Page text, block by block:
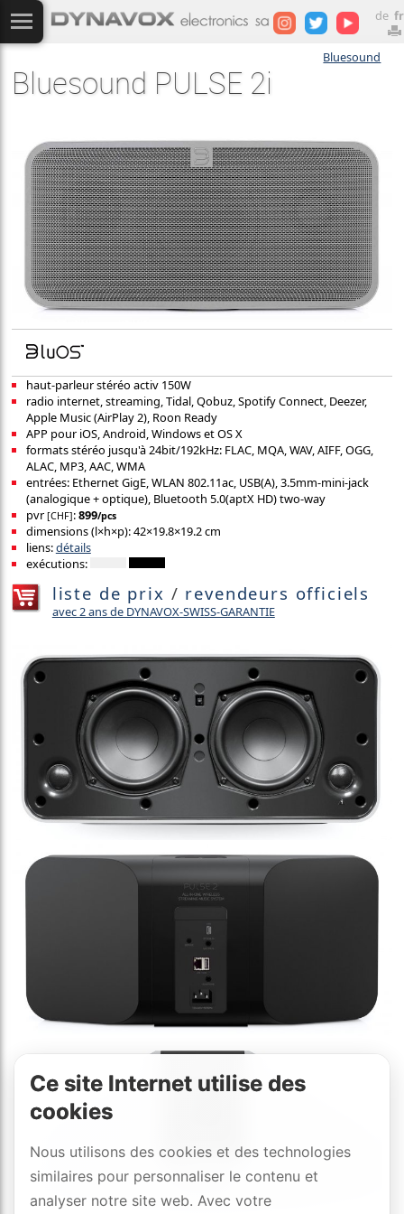
de fr
Bluesound
Bluesound PULSE 2i
haut-parleur stéréo activ 150W
radio internet, streaming, Tidal, Qobuz, Spotify Connect, Deezer,
Apple Music (AirPlay 2), Roon Ready
APP pour iOS, Android, Windows et OS X
formats stéréo jusqu'à 24bit/192kHz: FLAC, MQA, WAV, AIFF, OGG,
ALAC, MP3, AAC, WMA
entrées: Ethernet GigE, WLAN 802.11ac, USB(A), 3.5mm-mini-jack
(analogique + optique), Bluetooth 5.0(aptX HD) two-way
pvr [CHF]:899/pcs
dimensions (l×h×p): 42×19.8×19.2 cm
liens:détails
exécutions:
liste de prix / revendeurs officiels
avec 2 ans de DYNAVOX-SWISS-GARANTIE
Ce site Internet utilise des
cookies
Nous utilisons des cookies et des technologies
similaires pour personnaliser le contenu et
analyser notre site web. Avec votre